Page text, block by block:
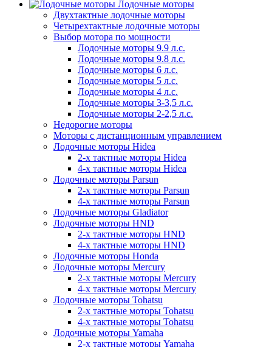
Лодочные моторы
Двухтактные лодочные моторы
Четырехтактные лодочные моторы
Выбор мотора по мощности
Лодочные моторы 9.9 л.с.
Лодочные моторы 9.8 л.с.
Лодочные моторы 6 л.с.
Лодочные моторы 5 л.с.
Лодочные моторы 4 л.с.
Лодочные моторы 3-3,5 л.с.
Лодочные моторы 2-2,5 л.с.
Недорогие моторы
Моторы с дистанционным управлением
Лодочные моторы Hidea
2-х тактные моторы Hidea
4-х тактные моторы Hidea
Лодочные моторы Parsun
2-х тактные моторы Parsun
4-х тактные моторы Parsun
Лодочные моторы Gladiator
Лодочные моторы HND
2-х тактные моторы HND
4-х тактные моторы HND
Лодочные моторы Honda
Лодочные моторы Mercury
2-х тактные моторы Mercury
4-х тактные моторы Mercury
Лодочные моторы Tohatsu
2-х тактные моторы Tohatsu
4-х тактные моторы Tohatsu
Лодочные моторы Yamaha
2-х тактные моторы Yamaha